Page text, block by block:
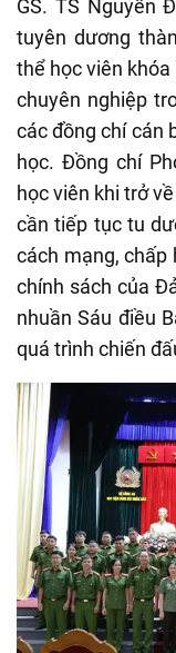
GS. TS Nguyễn
tuyên dương
thể học viên
chuyên nghiệp
các đồng chí cán
học. Đồng chí
học viên khi trở
cần tiếp tục tu
cách mạng, chấp
chính sách của
nhuần Sáu điều
quá trình chiến